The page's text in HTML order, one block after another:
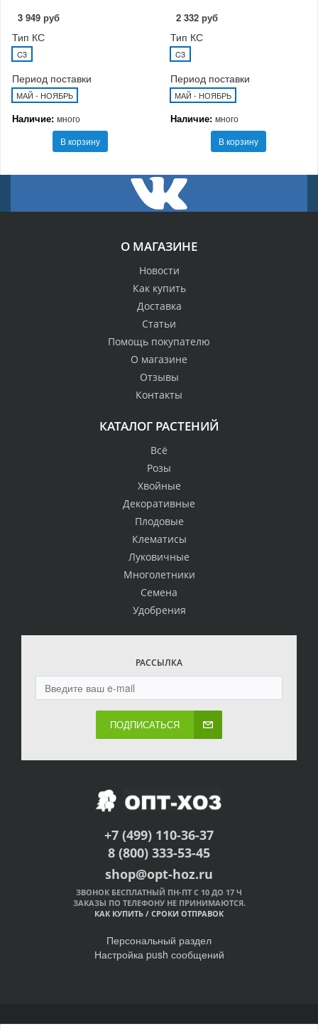
3 949 руб
Тип КС
C3
Период поставки
МАЙ - НОЯБРЬ
Наличие: много
В корзину
2 332 руб
Тип КС
C3
Период поставки
МАЙ - НОЯБРЬ
Наличие: много
В корзину
О МАГАЗИНЕ
Новости
Как купить
Доставка
Статьи
Помощь покупателю
О магазине
Отзывы
Контакты
КАТАЛОГ РАСТЕНИЙ
Всё
Розы
Хвойные
Декоративные
Плодовые
Клематисы
Луковичные
Многолетники
Семена
Удобрения
РАССЫЛКА
ПОДПИСАТЬСЯ
+7 (499) 110-36-37
8 (800) 333-53-45
shop@opt-hoz.ru
ЗВОНОК БЕСПЛАТНЫЙ ПН-ПТ С 10 ДО 17 Ч
ЗАКАЗЫ ПО ТЕЛЕФОНУ НЕ ПРИНИМАЮТСЯ.
КАК КУПИТЬ / СРОКИ ОТПРАВОК
Персональный раздел
Настройка push сообщений
© Интернет-магазин ОПТ-ХОЗ, 2011-2026